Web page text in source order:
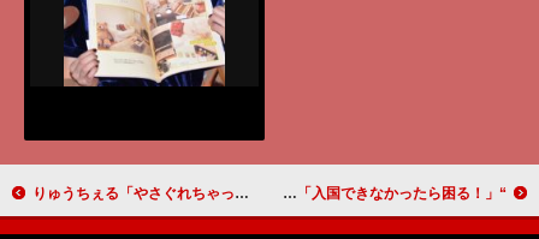
りゅうちぇる「やさぐれちゃったね」 ぺこ「反抗期なんです」 “熟女好き”綾部、ヒラリーいじりに困惑 「入国できなかったら困る！」